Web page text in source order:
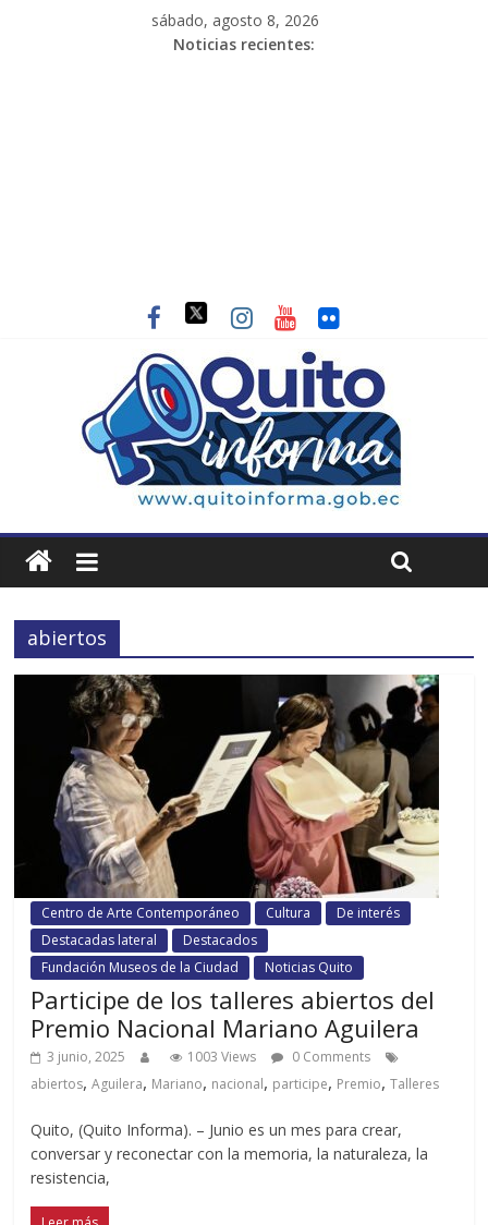
sábado, agosto 8, 2026
Noticias recientes:
abiertos
Centro de Arte Contemporáneo Cultura
De interés
Destacadas lateral
Destacados
Fundación Museos de la Ciudad
Noticias Quito
Participe de los talleres abiertos del
Premio Nacional Mariano Aguilera
3 junio, 2025 1003 Views
0 Comments
abiertos,Aguilera, Mariano, nacional, participe, Premio,Talleres
Quito, (Quito Informa). – Junio es un mes para crear,
conversar y reconectar con la memoria, la naturaleza, la
resistencia,